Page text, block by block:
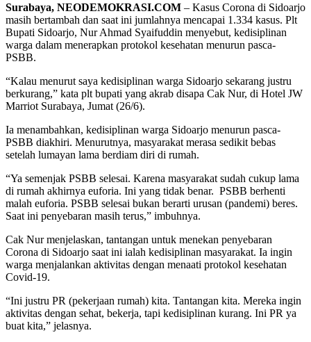
Surabaya, NEODEMOKRASI.COM – Kasus Corona di Sidoarjo
masih bertambah dan saat ini jumlahnya mencapai 1.334 kasus. Plt
Bupati Sidoarjo, Nur Ahmad Syaifuddin menyebut, kedisiplinan
warga dalam menerapkan protokol kesehatan menurun pasca-
PSBB.
“Kalau menurut saya kedisiplinan warga Sidoarjo sekarang justru
berkurang,” kata plt bupati yang akrab disapa Cak Nur, di Hotel JW
Marriot Surabaya, Jumat (26/6).
Ia menambahkan, kedisiplinan warga Sidoarjo menurun pasca-
PSBB diakhiri. Menurutnya, masyarakat merasa sedikit bebas
setelah lumayan lama berdiam diri di rumah.
“Ya semenjak PSBB selesai. Karena masyarakat sudah cukup lama
di rumah akhirnya euforia. Ini yang tidak benar. PSBB berhenti
malah euforia. PSBB selesai bukan berarti urusan (pandemi) beres.
Saat ini penyebaran masih terus,” imbuhnya.
Cak Nur menjelaskan, tantangan untuk menekan penyebaran
Corona di Sidoarjo saat ini ialah kedisiplinan masyarakat. Ia ingin
warga menjalankan aktivitas dengan menaati protokol kesehatan
Covid-19.
“Ini justru PR (pekerjaan rumah) kita. Tantangan kita. Mereka ingin
aktivitas dengan sehat, bekerja, tapi kedisiplinan kurang. Ini PR ya
buat kita,” jelasnya.